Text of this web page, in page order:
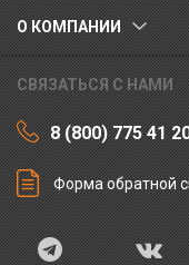
О КОМПАНИИ
СВЯЗАТЬСЯ С НАМИ
8 (800) 775 41
Форма обратной